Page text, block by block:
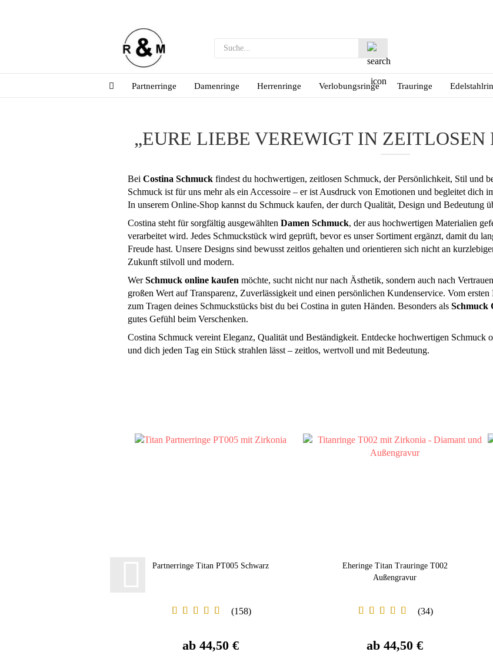
Partnerringe Damenringe Herrenringe Verlobungsringe Trauringe
„EURE LIEBE VEREWIGT IN ZEITLOSEN
Bei Costina Schmuck findest du hochwertigen, zeitlosen Schmuck, der Persönlichkeit, Stil und
Schmuck ist für uns mehr als ein Accessoire – er ist Ausdruck von Emotionen und begleitet dich
In unserem Online-Shop kannst du Schmuck kaufen, der durch Qualität, Design und Bedeutung
Costina steht für sorgfältig ausgewählten Damen Schmuck, der aus hochwertigen Materialien
verarbeitet wird. Jedes Schmuckstück wird geprüft, bevor es unser Sortiment ergänzt, damit du
Freude hast. Unsere Designs sind bewusst zeitlos gehalten und orientieren sich nicht an
Zukunft stilvoll und modern.
WerSchmuck online kaufen möchte, sucht nicht nur nach Ästhetik, sondern auch nach
großen Wert auf Transparenz, Zuverlässigkeit und einen persönlichen Kundenservice. Vom
zum Tragen deines Schmuckstücks bist du bei Costina in guten Händen. Besonders als Schmuck
gutes Gefühl beim Verschenken.
Costina Schmuck vereint Eleganz, Qualität und Beständigkeit. Entdecke hochwertigen Schmuck
und dich jeden Tag ein Stück strahlen lässt – zeitlos, wertvoll und mit Bedeutung.
Partnerringe Titan PT005 Schwarz
158
ab 44,50 €
Eheringe Titan Trauringe T002
Außengravur
34
ab 44,50 €